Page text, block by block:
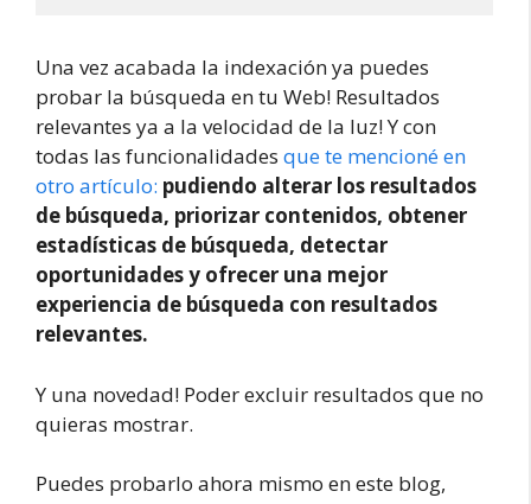
Una vez acabada la indexación ya puedes
probar la búsqueda en tu Web! Resultados
relevantes ya a la velocidad de la luz! Y con
todas las funcionalidades que te mencioné en
otro artículo: pudiendo alterar los resultados
de búsqueda, priorizar contenidos, obtener
estadísticas de búsqueda, detectar
oportunidades y ofrecer una mejor
experiencia de búsqueda con resultados
relevantes.
Y una novedad! Poder excluir resultados que no
quieras mostrar.
Puedes probarlo ahora mismo en este blog,